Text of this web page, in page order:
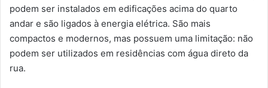
podem ser instalados em edificações acima do quarto
andar e são ligados à energia elétrica. São mais
compactos e modernos, mas possuem uma limitação: não
podem ser utilizados em residências com água direto da
rua.